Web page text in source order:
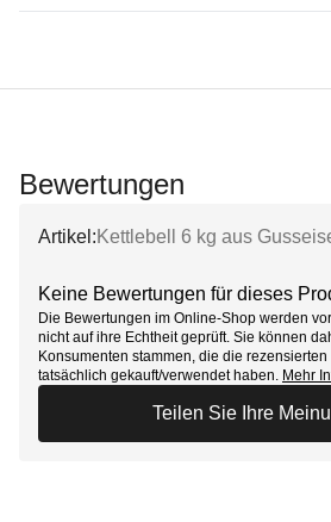
Bewertungen
Artikel: Kettlebell 6 kg aus
Keine Bewertungen für dieses
Die Bewertungen im Online-Shop werden
nicht auf ihre Echtheit geprüft. Sie können
Konsumenten stammen, die die
tatsächlich gekauft/verwendet haben. Mehr
Teilen Sie Ihre